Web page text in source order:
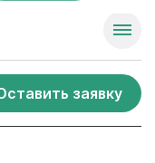
заявку